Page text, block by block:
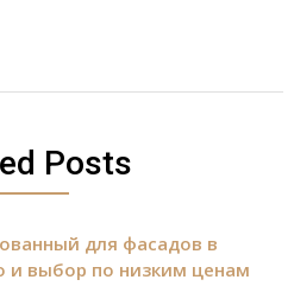
Posts